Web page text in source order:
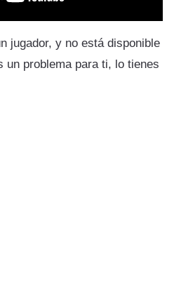
jugador, y no está disponible
un problema para ti, lo tienes